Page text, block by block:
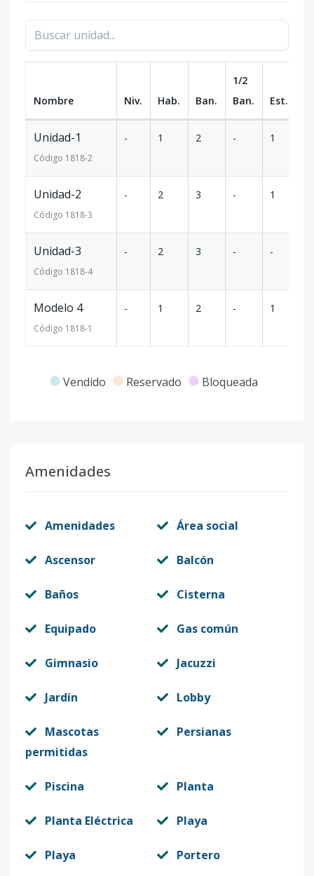
Nombre Niv. Hab. Ban.
1/2
Ban.
Est.
Unidad-1
Código 1818-2
- 1 2 - 1
Unidad-2
Código 1818-3
- 2 3 - 1
Unidad-3
Código 1818-4
- 2 3 - -
Modelo 4
Código 1818-1
- 1 2 - 1
Vendido Reservado Bloqueada
Amenidades
Amenidades Área social
Ascensor Balcón
Baños Cisterna
Equipado Gas común
Gimnasio Jacuzzi
Jardín Lobby
Mascotas
permitidas
Persianas
Piscina Planta
Planta Eléctrica Playa
Playa Portero